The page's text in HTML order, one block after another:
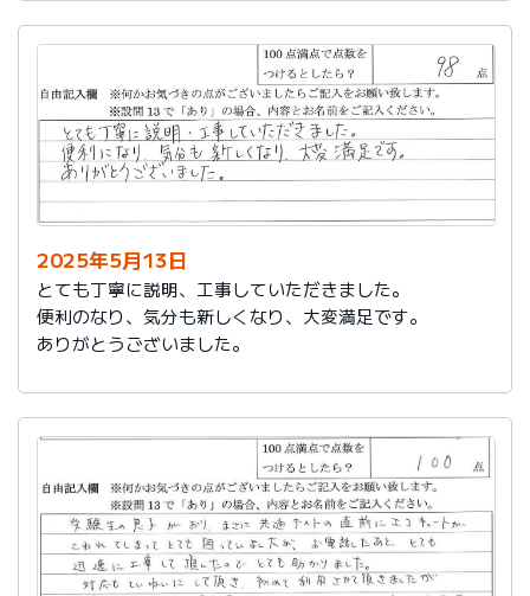
2025年5月13日
とても丁寧に説明、工事していただきました。
便利のなり、気分も新しくなり、大変満足です。
ありがとうございました。